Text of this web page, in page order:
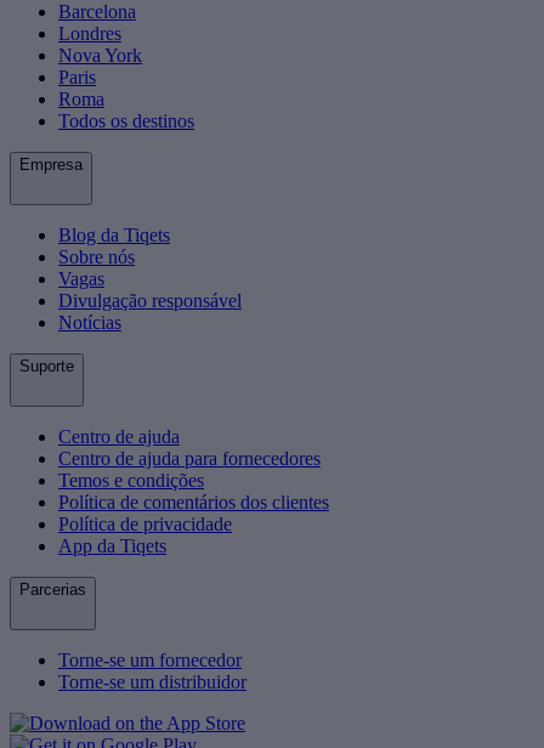
Barcelona
Londres
Nova York
Paris
Roma
Todos os destinos
Empresa
Blog da Tiqets
Sobre nós
Vagas
Divulgação responsável
Notícias
Suporte
Centro de ajuda
Centro de ajuda para fornecedores
Temos e condições
Política de comentários dos clientes
Política de privacidade
App da Tiqets
Parcerias
Torne-se um fornecedor
Torne-se um distribuidor